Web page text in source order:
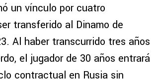
un vínculo por cuatro
transferido al Dinamo de
Al haber transcurrido tres años
el jugador de 30 años entrará
contractual en Rusia sin